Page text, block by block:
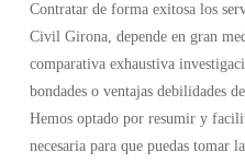
Contratar de forma exitosa los
Civil Girona, depende en gran
comparativa exhaustiva
bondades o ventajas debilidades
Hemos optado por resumir y
necesaria para que puedas tomar